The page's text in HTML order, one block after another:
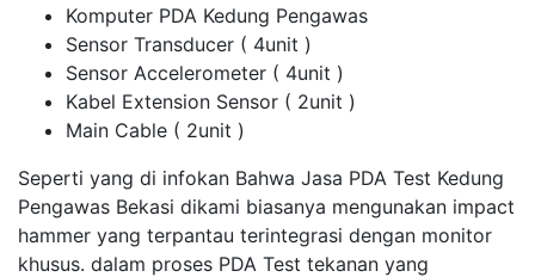
Komputer PDA Kedung Pengawas
Sensor Transducer ( 4unit )
Sensor Accelerometer ( 4unit )
Kabel Extension Sensor ( 2unit )
Main Cable ( 2unit )
Seperti yang di infokan Bahwa Jasa PDA Test Kedung
Pengawas Bekasi dikami biasanya mengunakan impact
hammer yang terpantau terintegrasi dengan monitor
khusus. dalam proses PDA Test tekanan yang